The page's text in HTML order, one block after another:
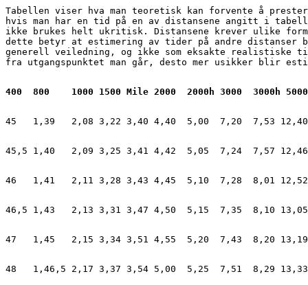
Tabellen viser hva man teoretisk kan forvente å
hvis man har en tid på en av distansene angitt i
ikke brukes helt ukritisk. Distansene krever ulike
dette betyr at estimering av tider på andre distanser
generell veiledning, og ikke som eksakte realistiske
fra utgangspunktet man går, desto mer usikker blir
400  800    1000 1500 Mile 2000  2000h 3000  3000h
45   1,39   2,08 3,22 3,40 4,40  5,00  7,20  7,53
45,5 1,40   2,09 3,25 3,41 4,42  5,05  7,24  7,57
46   1,41   2,11 3,28 3,43 4,45  5,10  7,28  8,01
46,5 1,43   2,13 3,31 3,47 4,50  5,15  7,35  8,10
47   1,45   2,15 3,34 3,51 4,55  5,20  7,43  8,20
48   1,46,5 2,17 3,37 3,54 5,00  5,25  7,51  8,29